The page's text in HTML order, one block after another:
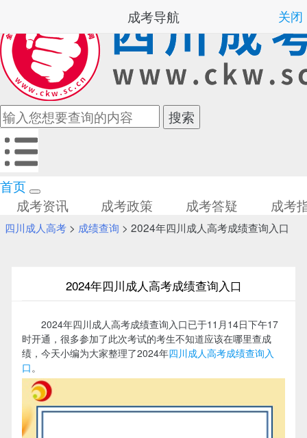
首页
成考资讯
成考政策 成考答疑 成考
四川成人高考> 成绩查询 > 2024年四川成人高考成绩查询入口
2024年四川成人高考成绩查询入口
2024年四川成人高考成绩查询入口已于11月14日下午17
时开通，很多参加了此次考试的考生不知道应该在哪里查成
绩，今天小编为大家整理了2024年四川成人高考成绩查询入
口 。
成考导航 关闭